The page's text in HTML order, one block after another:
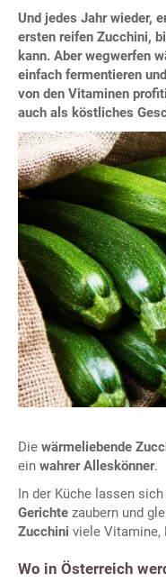
Und jedes Jahr wieder,
ersten reifen Zucchini,
kann. Aber wegwerfen
einfach fermentieren
von den Vitaminen
auch als köstliches
Die wärmeliebende
ein wahrer Alleskönner.
In der Küche lassen
Gerichte zaubern und
Zucchini viele Vitamine,
Wo in Österreich